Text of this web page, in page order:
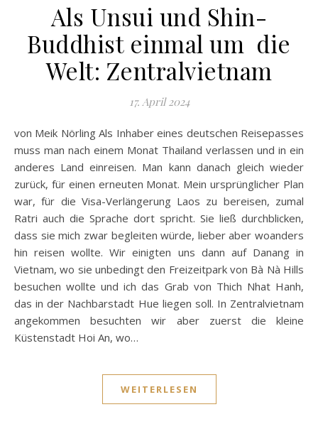
Als Unsui und Shin-
Buddhist einmal um die
Welt: Zentralvietnam
17. April 2024
von Meik Nörling Als Inhaber eines deutschen Reisepasses
muss man nach einem Monat Thailand verlassen und in ein
anderes Land einreisen. Man kann danach gleich wieder
zurück, für einen erneuten Monat. Mein ursprünglicher Plan
war, für die Visa-Verlängerung Laos zu bereisen, zumal
Ratri auch die Sprache dort spricht. Sie ließ durchblicken,
dass sie mich zwar begleiten würde, lieber aber woanders
hin reisen wollte. Wir einigten uns dann auf Danang in
Vietnam, wo sie unbedingt den Freizeitpark von Bà Nà Hills
besuchen wollte und ich das Grab von Thich Nhat Hanh,
das in der Nachbarstadt Hue liegen soll. In Zentralvietnam
angekommen besuchten wir aber zuerst die kleine
Küstenstadt Hoi An, wo…
WEITERLESEN